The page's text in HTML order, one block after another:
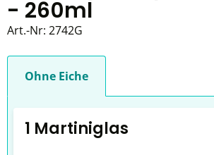
- 260ml
Art.-Nr: 2742G
Ohne Eiche
1 Martiniglas